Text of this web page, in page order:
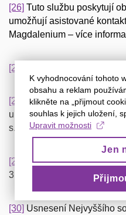
[26] Tuto službu poskytují
umožňují asistované
Magdalenium – více
[27]
[28]
Tamtéž, s. 191.
uprostřed domácího násilí.
s. 25.
[29]
Usnesení Nejvyššího
3 Tdo 1995/2019.
[30] Usnesení Nejvyššího
K vyhodnocování tohoto
obsahu a reklam
klikněte na „přijmout
souhlas k jejich uložení,
Upravit možnosti
Jen